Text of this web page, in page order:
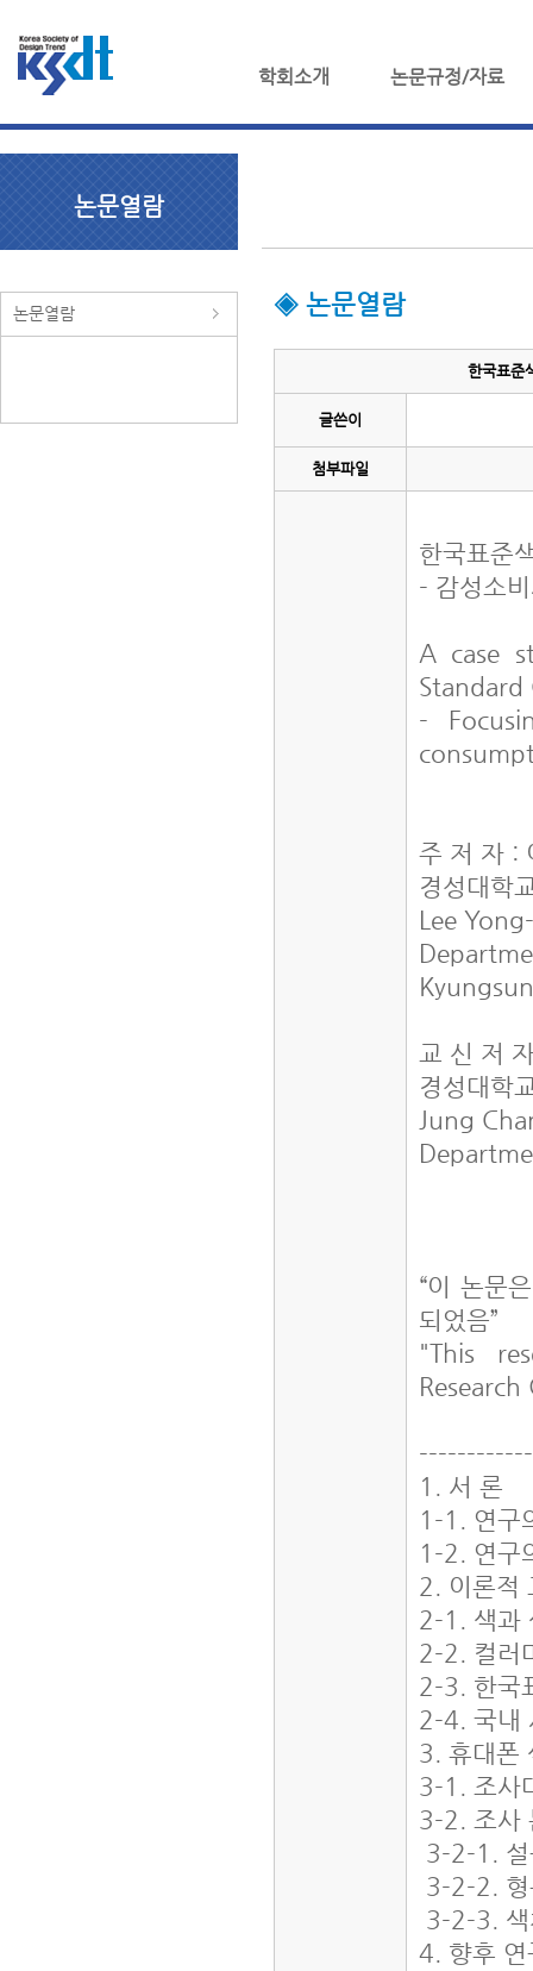
학회소개 논문규정/자료
논문열람
논문열람 ◈ 논문열람
한국표준
글쓴이
첨부파일
한국표준
- 감성소
A case
Standard
-
주 저 자 :
경성대학
Lee
교 신 저
경성대학
Jung
“이 논문
되었음”
"This
1. 서 론
1-1. 연구
1-2. 연구
2. 이론적
2-1. 색과
2-2. 컬러
2-3. 한국
2-4. 국내
3. 휴대폰
3-1. 조사
3-2. 조사
3-2-1.
3-2-2. 형
3-2-3.
4. 향후